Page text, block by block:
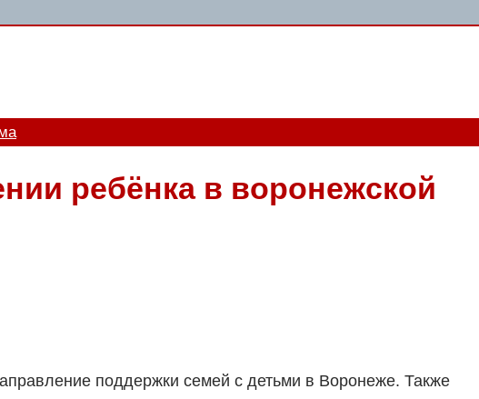
ребёнка в воронежской
поддержки семей с детьми в Воронеже. Также